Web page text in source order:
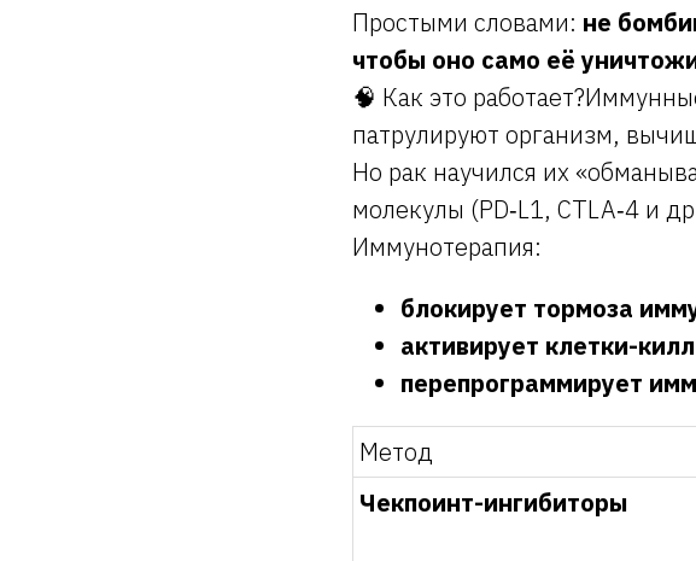
Простыми словами: не
чтобы оно само её
🧠 Как это
патрулируют организм,
Но рак научился их
молекулы (PD‑L1, CTLA‑4 и
Иммунотерапия:
блокирует тормоза
активирует клетки-
перепрограммирует
Метод
Чекпоинт-ингибиторы